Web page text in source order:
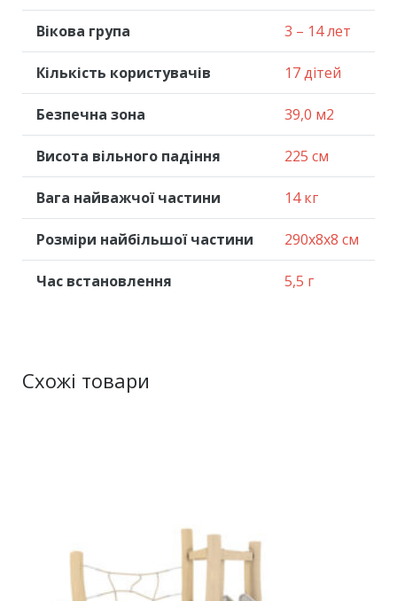
Вікова група 3 – 14 лет
Кількість користувачів 17 дітей
Безпечна зона 39,0 м2
Висота вільного падіння 225 см
Вага найважчої частини 14 кг
Розміри найбільшої частини 290x8x8 см
Час встановлення 5,5 г
Схожі товари